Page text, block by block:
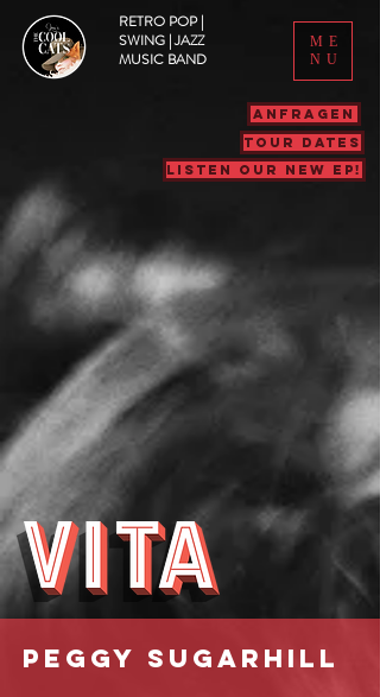
ME
NU
RETRO POP |
SWING | JAZZ
MUSIC BAND
ANFRAGEN
TOUR DATES
LISTEN OUR NEW EP!
Peggy Sugarhill